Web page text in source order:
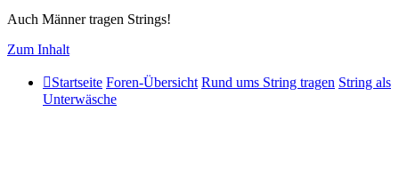
Auch Männer tragen Strings!
Zum Inhalt
Startseite Foren-Übersicht Rund ums String tragen String als
Unterwäsche